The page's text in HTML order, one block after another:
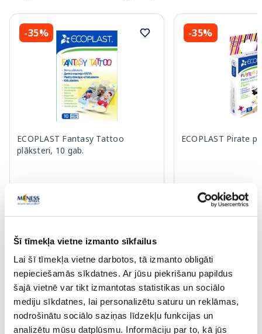
Šī tīmekļa vietne izmanto sīkfailus
Lai šī tīmekļa vietne darbotos, tā izmanto obligāti
nepieciešamās sīkdatnes. Ar jūsu piekrišanu papildus
šajā vietnē var tikt izmantotas statistikas un sociālo
mediju sīkdatnes, lai personalizētu saturu un reklāmas,
nodrošinātu sociālo saziņas līdzekļu funkcijas un
analizētu mūsu datplūsmu. Informāciju par to, kā jūs
-35%
ECOPLAST Fantasy Tattoo
plāksteri, 10 gab.
1.23 €
Standarta cena: 1.89 €
-35%
ECOPLAST Pirate
1.03 € 1.59 €
Page 1 of 10
Saules aizsardzībai vasarā ☀️
Vairāk...